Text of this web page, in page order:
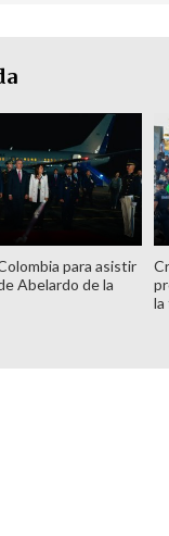
para asistir
Abelardo de la
la